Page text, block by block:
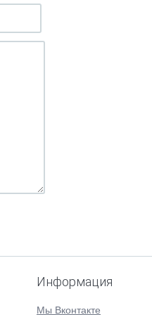
Информация
Мы Вконтакте